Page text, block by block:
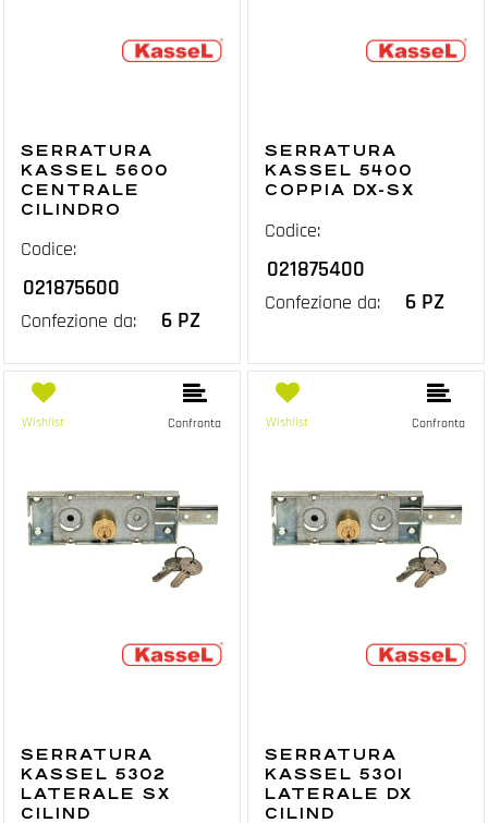
SERRATURA
KASSEL 5600
CENTRALE
CILINDRO
Codice:
021875600
Confezione da: 6 PZ
SERRATURA
KASSEL 5400
COPPIA DX-SX
Codice:
021875400
Confezione da: 6 PZ
Wishlist Confronta
SERRATURA
KASSEL 5302
LATERALE SX
CILIND
Wishlist Confronta
SERRATURA
KASSEL 5301
LATERALE DX
CILIND